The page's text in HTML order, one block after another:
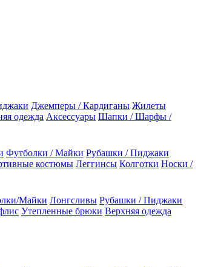
Джемперы / Кардиганы Жилеты
одежда Аксессуары Шапки / Шарфы /
Футболки / Майки Рубашки / Пиджаки
костюмы Леггинсы Колготки Носки /
Майки Лонгсливы Рубашки / Пиджаки
Утепленные брюки Верхняя одежда